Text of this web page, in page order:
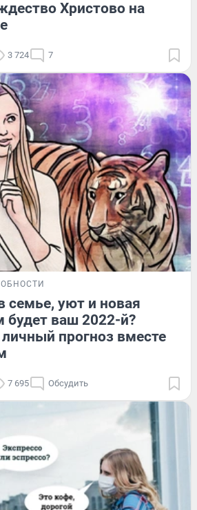
Христово на
3 724 7
семье, уют и новая
будет ваш 2022-й?
прогноз вместе
7 695 Обсудить